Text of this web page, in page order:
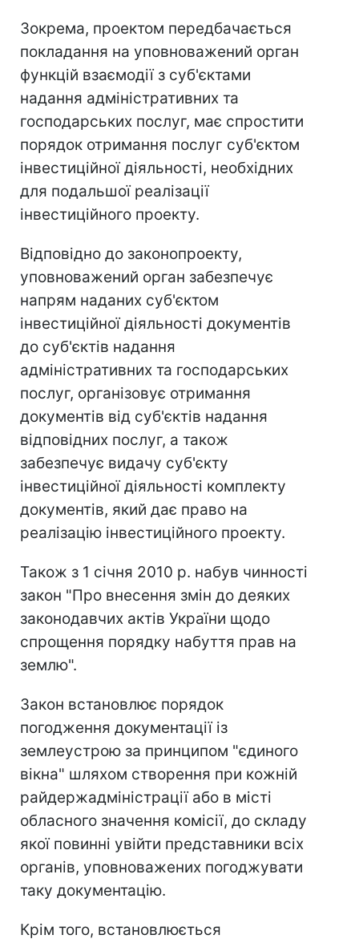
Зокрема, проектом передбачається
покладання на уповноважений орган
функцій взаємодії з суб'єктами
надання адміністративних та
господарських послуг, має спростити
порядок отримання послуг суб'єктом
інвестиційної діяльності, необхідних
для подальшої реалізації
інвестиційного проекту.
Відповідно до законопроекту,
уповноважений орган забезпечує
напрям наданих суб'єктом
інвестиційної діяльності документів
до суб'єктів надання
адміністративних та господарських
послуг, організовує отримання
документів від суб'єктів надання
відповідних послуг, а також
забезпечує видачу суб'єкту
інвестиційної діяльності комплекту
документів, який дає право на
реалізацію інвестиційного проекту.
Також з 1 січня 2010 р. набув чинності
закон "Про внесення змін до деяких
законодавчих актів України щодо
спрощення порядку набуття прав на
землю".
Закон встановлює порядок
погодження документації із
землеустрою за принципом "єдиного
вікна" шляхом створення при кожній
райдержадміністрації або в місті
обласного значення комісії, до складу
якої повинні увійти представники всіх
органів, уповноважених погоджувати
таку документацію.
Крім того, встановлюється